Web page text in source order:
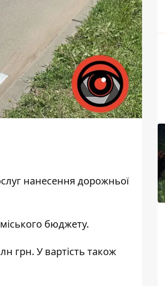
нанесення дорожньої
бюджету.
грн. У вартість також